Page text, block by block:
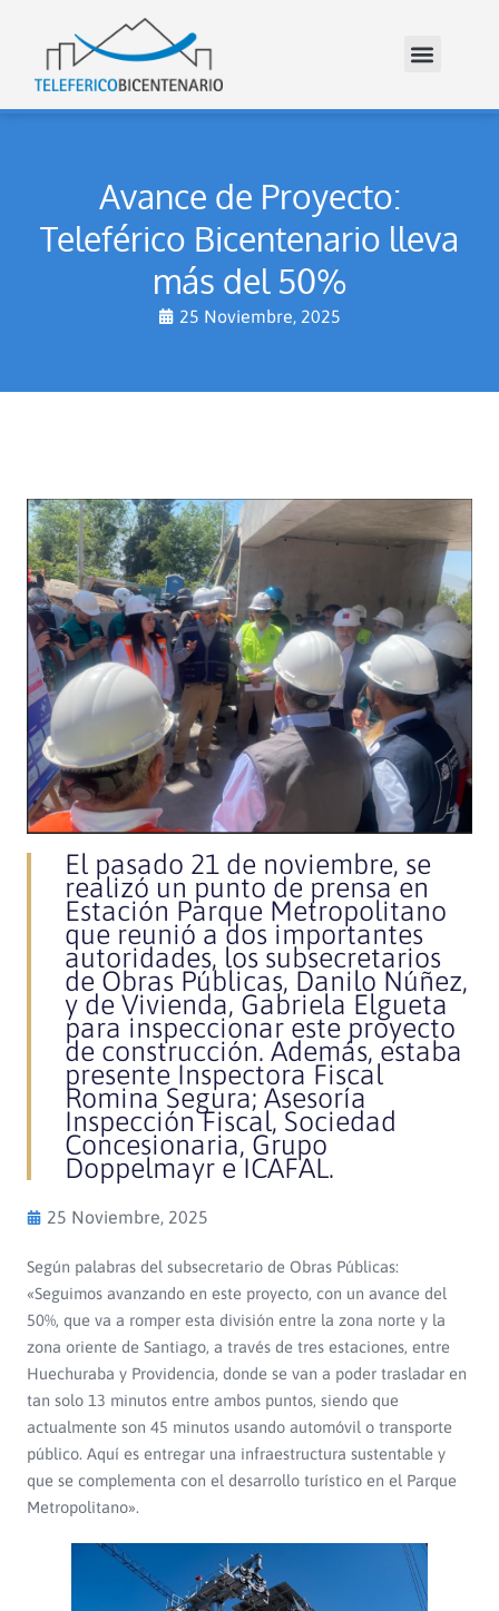
Avance de Proyecto:
Teleférico Bicentenario lleva
más del 50%
25 Noviembre, 2025
El pasado 21 de noviembre, se
realizó un punto de prensa en
Estación Parque Metropolitano
que reunió a dos importantes
autoridades, los subsecretarios
de Obras Públicas, Danilo Núñez,
y de Vivienda, Gabriela Elgueta
para inspeccionar este proyecto
de construcción. Además, estaba
presente Inspectora Fiscal
Romina Segura; Asesoría
Inspección Fiscal, Sociedad
Concesionaria, Grupo
Doppelmayr e ICAFAL.
25 Noviembre, 2025
Según palabras del subsecretario de Obras Públicas:
«Seguimos avanzando en este proyecto, con un avance del
50%, que va a romper esta división entre la zona norte y la
zona oriente de Santiago, a través de tres estaciones, entre
Huechuraba y Providencia, donde se van a poder trasladar en
tan solo 13 minutos entre ambos puntos, siendo que
actualmente son 45 minutos usando automóvil o transporte
público. Aquí es entregar una infraestructura sustentable y
que se complementa con el desarrollo turístico en el Parque
Metropolitano».